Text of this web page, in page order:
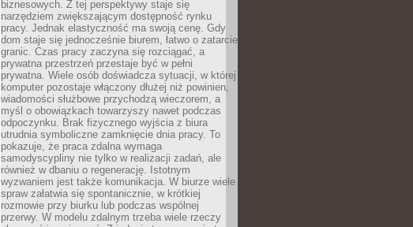
biznesowych. Z tej perspektywy staje się
narzędziem zwiększającym dostępność rynku
pracy. Jednak elastyczność ma swoją cenę. Gdy
dom staje się jednocześnie biurem, łatwo o zatarcie
granic. Czas pracy zaczyna się rozciągać, a
prywatna przestrzeń przestaje być w pełni
prywatna. Wiele osób doświadcza sytuacji, w której
komputer pozostaje włączony dłużej niż powinien,
wiadomości służbowe przychodzą wieczorem, a
myśl o obowiązkach towarzyszy nawet podczas
odpoczynku. Brak fizycznego wyjścia z biura
utrudnia symboliczne zamknięcie dnia pracy. To
pokazuje, że praca zdalna wymaga
samodyscypliny nie tylko w realizacji zadań, ale
również w dbaniu o regenerację. Istotnym
wyzwaniem jest także komunikacja. W biurze wiele
spraw załatwia się spontanicznie, w krótkiej
rozmowie przy biurku lub podczas wspólnej
przerwy. W modelu zdalnym trzeba wiele rzeczy